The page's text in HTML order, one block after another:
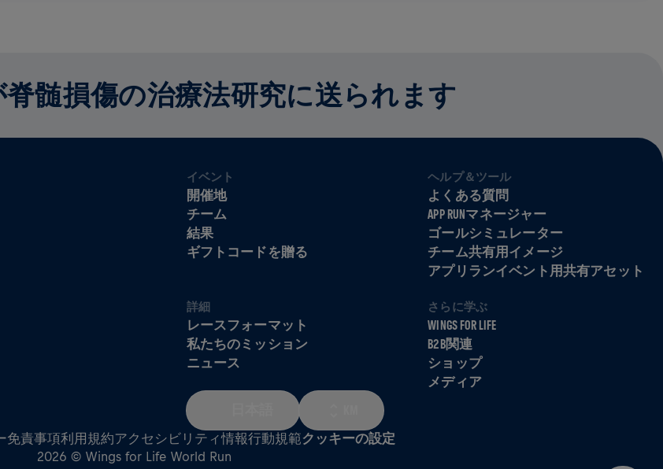
髄損傷の治療法研究に送られます
イベント
開催地
チーム
結果
ギフトコードを贈る
ヘルプ＆ツール
よくある質問
APP RUNマネージャー
ゴールシミュレーター
チーム共有用イメージ
アプリランイベント用共有アセット
詳細
レースフォーマット
私たちのミッション
ニュース
さらに学ぶ
WINGS FOR LIFE
B2B関連
ショップ
メディア
免責事項利用規約アクセシビリティ情報行動規範クッキーの設定
2026 © Wings for Life World Run